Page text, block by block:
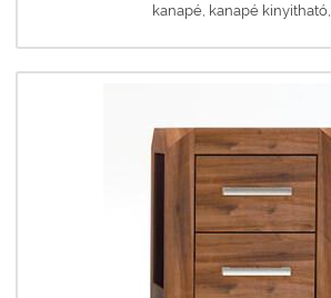
kanapé, kanapé kinyitható,...